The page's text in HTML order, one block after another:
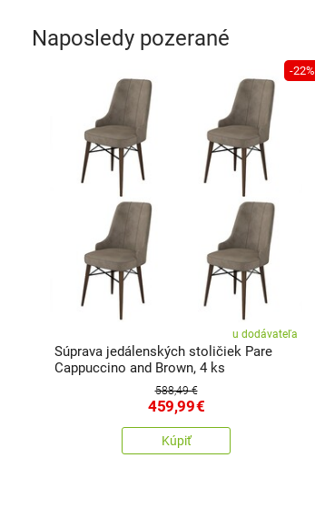
Naposledy pozerané
-22%
u dodávateľa
Súprava jedálenských stoličiek Pare
Cappuccino and Brown, 4 ks
588,49 €
459,99€
Kúpiť